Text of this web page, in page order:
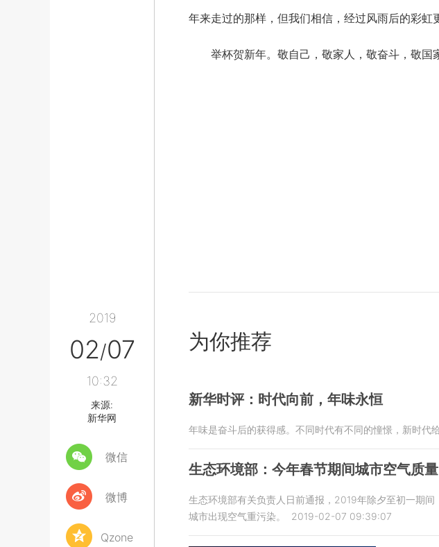
2019
02/07
10:32
来源:
新华网
微信
微博
Qzone
年来走过的那样，但我们相信，经过风雨后的彩虹
举杯贺新年。敬自己，敬家人，敬奋斗，敬国家
为你推荐
新华时评：时代向前，年味永恒
年味是奋斗后的获得感。不同时代有不同的憧憬，新时代
生态环境部：今年春节期间城市空气质
生态环境部有关负责人日前通报，2019年除夕至初一期
城市出现空气重污染。
2019-02-07 09:39:07